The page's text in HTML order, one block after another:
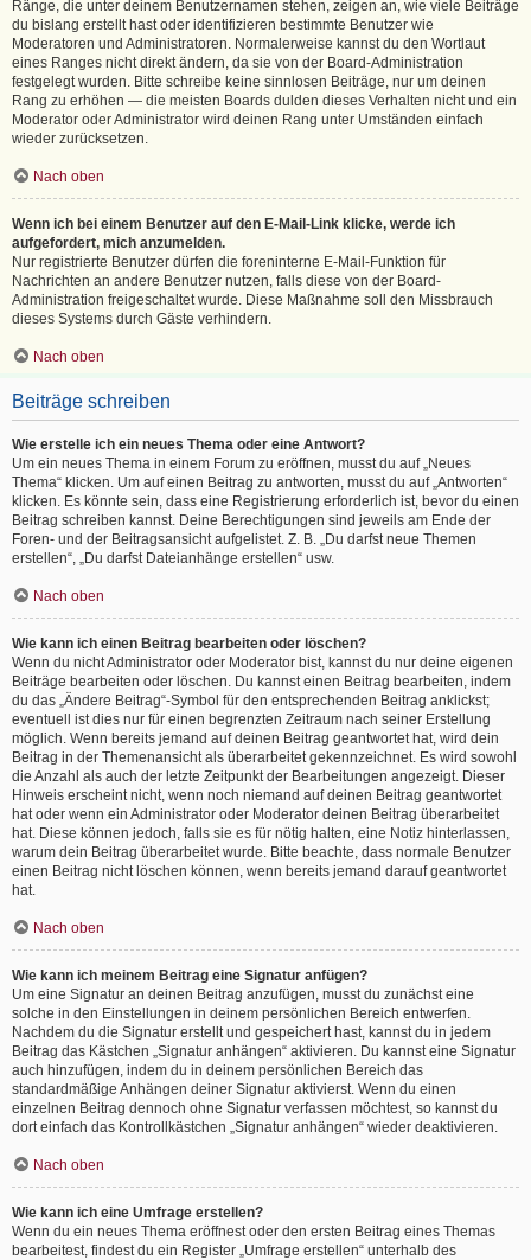
Ränge, die unter deinem Benutzernamen stehen, zeigen an, wie viele Beiträge
du bislang erstellt hast oder identifizieren bestimmte Benutzer wie
Moderatoren und Administratoren. Normalerweise kannst du den Wortlaut
eines Ranges nicht direkt ändern, da sie von der Board-Administration
festgelegt wurden. Bitte schreibe keine sinnlosen Beiträge, nur um deinen
Rang zu erhöhen — die meisten Boards dulden dieses Verhalten nicht und ein
Moderator oder Administrator wird deinen Rang unter Umständen einfach
wieder zurücksetzen.
Nach oben
Wenn ich bei einem Benutzer auf den E-Mail-Link klicke, werde ich
aufgefordert, mich anzumelden.
Nur registrierte Benutzer dürfen die foreninterne E-Mail-Funktion für
Nachrichten an andere Benutzer nutzen, falls diese von der Board-
Administration freigeschaltet wurde. Diese Maßnahme soll den Missbrauch
dieses Systems durch Gäste verhindern.
Nach oben
Beiträge schreiben
Wie erstelle ich ein neues Thema oder eine Antwort?
Um ein neues Thema in einem Forum zu eröffnen, musst du auf „Neues
Thema“ klicken. Um auf einen Beitrag zu antworten, musst du auf „Antworten“
klicken. Es könnte sein, dass eine Registrierung erforderlich ist, bevor du einen
Beitrag schreiben kannst. Deine Berechtigungen sind jeweils am Ende der
Foren- und der Beitragsansicht aufgelistet. Z. B. „Du darfst neue Themen
erstellen“, „Du darfst Dateianhänge erstellen“ usw.
Nach oben
Wie kann ich einen Beitrag bearbeiten oder löschen?
Wenn du nicht Administrator oder Moderator bist, kannst du nur deine eigenen
Beiträge bearbeiten oder löschen. Du kannst einen Beitrag bearbeiten, indem
du das „Ändere Beitrag“-Symbol für den entsprechenden Beitrag anklickst;
eventuell ist dies nur für einen begrenzten Zeitraum nach seiner Erstellung
möglich. Wenn bereits jemand auf deinen Beitrag geantwortet hat, wird dein
Beitrag in der Themenansicht als überarbeitet gekennzeichnet. Es wird sowohl
die Anzahl als auch der letzte Zeitpunkt der Bearbeitungen angezeigt. Dieser
Hinweis erscheint nicht, wenn noch niemand auf deinen Beitrag geantwortet
hat oder wenn ein Administrator oder Moderator deinen Beitrag überarbeitet
hat. Diese können jedoch, falls sie es für nötig halten, eine Notiz hinterlassen,
warum dein Beitrag überarbeitet wurde. Bitte beachte, dass normale Benutzer
einen Beitrag nicht löschen können, wenn bereits jemand darauf geantwortet
hat.
Nach oben
Wie kann ich meinem Beitrag eine Signatur anfügen?
Um eine Signatur an deinen Beitrag anzufügen, musst du zunächst eine
solche in den Einstellungen in deinem persönlichen Bereich entwerfen.
Nachdem du die Signatur erstellt und gespeichert hast, kannst du in jedem
Beitrag das Kästchen „Signatur anhängen“ aktivieren. Du kannst eine Signatur
auch hinzufügen, indem du in deinem persönlichen Bereich das
standardmäßige Anhängen deiner Signatur aktivierst. Wenn du einen
einzelnen Beitrag dennoch ohne Signatur verfassen möchtest, so kannst du
dort einfach das Kontrollkästchen „Signatur anhängen“ wieder deaktivieren.
Nach oben
Wie kann ich eine Umfrage erstellen?
Wenn du ein neues Thema eröffnest oder den ersten Beitrag eines Themas
bearbeitest, findest du ein Register „Umfrage erstellen“ unterhalb des